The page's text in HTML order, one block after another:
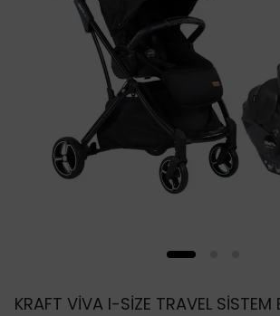
KRAFT VİVA I-SİZE TRAVEL SİSTEM